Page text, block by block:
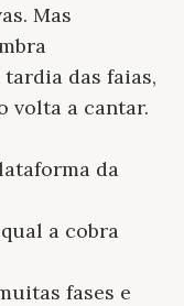
Mas
das faias,
volta a cantar.
da
a cobra
fases e